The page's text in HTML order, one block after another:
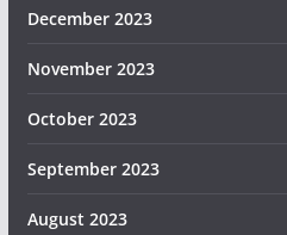
December 2023
November 2023
October 2023
September 2023
August 2023